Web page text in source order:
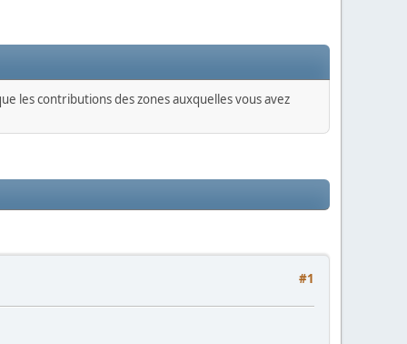
les contributions des zones auxquelles vous avez
#1